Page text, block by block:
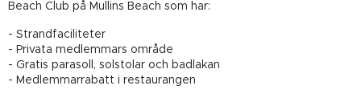
Beach Club på Mullins Beach som har:
- Strandfaciliteter
- Privata medlemmars område
- Gratis parasoll, solstolar och badlakan
- Medlemmarrabatt i restaurangen